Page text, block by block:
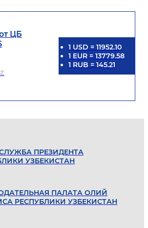
ЦБ
1 USD = 11952.10
1 EUR = 13779.58
1 RUB = 145.21
ПРЕЗИДЕНТА
УЗБЕКИСТАН
ПАЛАТА ОЛИЙ
РЕСПУБЛИКИ УЗБЕКИСТАН